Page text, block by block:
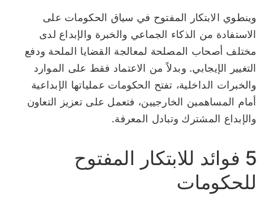
وينطوي الابتكار المفتوح في سياق الحكومات على
الاستفادة من الذكاء الجماعي والخبرة والإبداع لدى
مختلف أصحاب المصلحة لمعالجة القضايا الملحة ودفع
التغيير الإيجابي. وبدلاً من الاعتماد فقط على الموارد
والخبرات الداخلية، تفتح الحكومات عملياتها الإبداعية
أمام المساهمين الخارجيين، فتعمل على تعزيز التعاون
والإبداع المشترك وتبادل المعرفة.
5 فوائد للابتكار المفتوح
للحكومات